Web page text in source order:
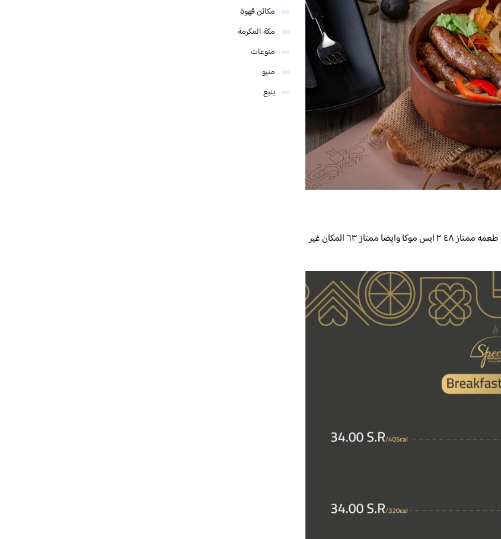
يوجد تدخين ارجيلة داخل الكوفي الطلبات ٢ايس شكولت طعمه ممتاز ٤٨ ٢ ايس موكا وايضا ممتاز ٦٣ المكان غير
مكائن قهوة
مكة المكرمة
منوعات
منيو
ينبع